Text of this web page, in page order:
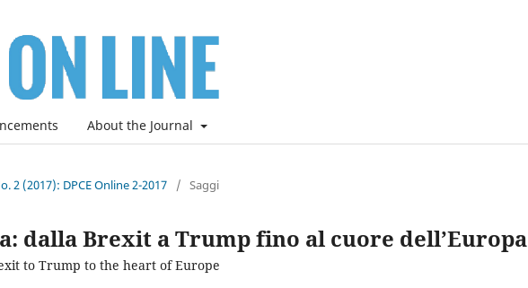
About the Journal
2 (2017): DPCE Online 2-2017 / Saggi
dalla Brexit a Trump fino al cuore dell’Europa
to Trump to the heart of Europe